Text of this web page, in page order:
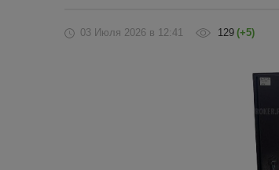
03 Июля 2026 в 12:41 129 (+5)